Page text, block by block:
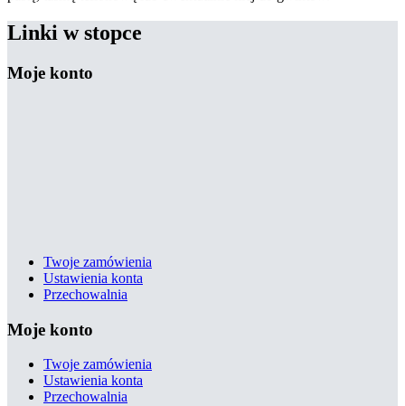
Linki w stopce
Moje konto
Twoje zamówienia
Ustawienia konta
Przechowalnia
Moje konto
Twoje zamówienia
Ustawienia konta
Przechowalnia